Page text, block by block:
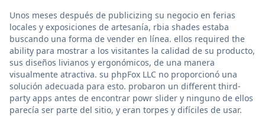
Unos meses después de publicizing su negocio en ferias
locales y exposiciones de artesanía, rbia shades estaba
buscando una forma de vender en línea. ellos required the
ability para mostrar a los visitantes la calidad de su producto,
sus diseños livianos y ergonómicos, de una manera
visualmente atractiva. su phpFox LLC no proporcionó una
solución adecuada para esto. probaron un different third-
party apps antes de encontrar powr slider y ninguno de ellos
parecía ser parte del sitio, y eran torpes y difíciles de usar.